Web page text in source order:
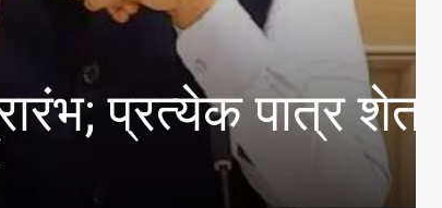
कल्याण समिती सदस्य